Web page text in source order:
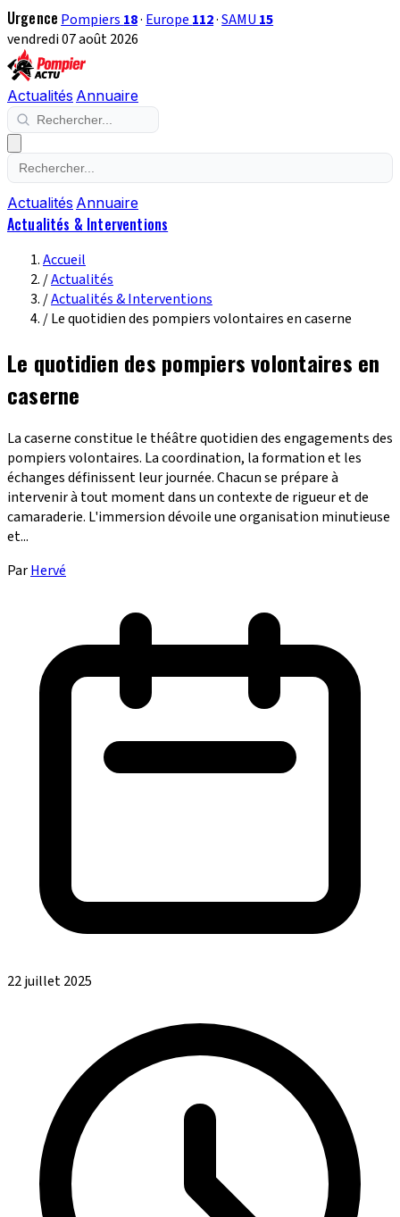
Urgence Pompiers 18· Europe 112·SAMU 15
vendredi 07 août 2026
Actualités Annuaire
Actualités Annuaire
Actualités & Interventions
Accueil
/Actualités
/Actualités & Interventions
/Le quotidien des pompiers volontaires en caserne
Le quotidien des pompiers volontaires en
caserne
La caserne constitue le théâtre quotidien des engagements des
pompiers volontaires. La coordination, la formation et les
échanges définissent leur journée. Chacun se prépare à
intervenir à tout moment dans un contexte de rigueur et de
camaraderie. L'immersion dévoile une organisation minutieuse
et...
ParHervé
22 juillet 2025